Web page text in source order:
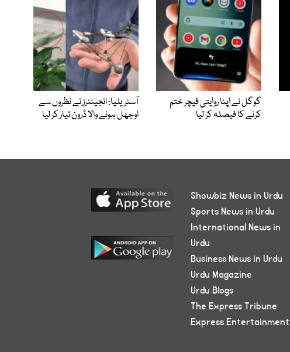
گوگل نے اپنا روایتی فیچر ختم
کرنے کا فیصلہ کر لیا
آسٹریلیا: انجینئرز نے نظروں سے
اوجھل ہونے والا ڈرون تیار کر لیا
Showbiz News in Urdu
Sports News in Urdu
International News in
Urdu
Business News in Urdu
Urdu Magazine
Urdu Blogs
The Express Tribune
Express Entertainment